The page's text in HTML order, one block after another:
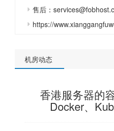
售后：
https://
机房动态
香港服务器的
Docker、